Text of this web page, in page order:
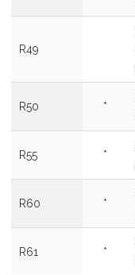
R49
R50 *
R55 *
R60 *
R61 *